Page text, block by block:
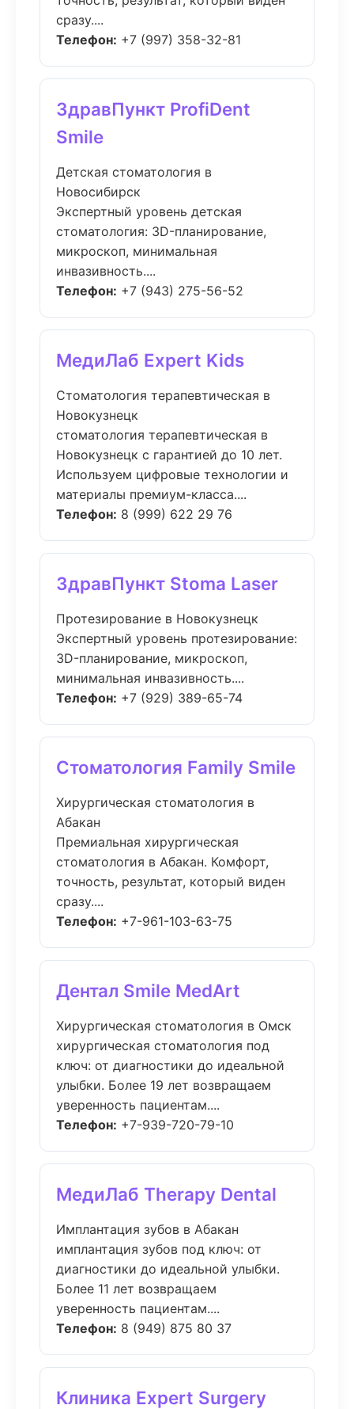
сразу....
Телефон: +7 (997) 358-32-81
ЗдравПункт ProfiDent
Smile
Детская стоматология в
Новосибирск
Экспертный уровень детская
стоматология: 3D-планирование,
микроскоп, минимальная
инвазивность....
Телефон: +7 (943) 275-56-52
МедиЛаб Expert Kids
Стоматология терапевтическая в
Новокузнецк
стоматология терапевтическая в
Новокузнецк с гарантией до 10 лет.
Используем цифровые технологии и
материалы премиум-класса....
Телефон: 8 (999) 622 29 76
ЗдравПункт Stoma Laser
Протезирование в Новокузнецк
Экспертный уровень протезирование:
3D-планирование, микроскоп,
минимальная инвазивность....
Телефон: +7 (929) 389-65-74
Стоматология Family Smile
Хирургическая стоматология в
Абакан
Премиальная хирургическая
стоматология в Абакан. Комфорт,
точность, результат, который виден
сразу....
Телефон: +7-961-103-63-75
Дентал Smile MedArt
Хирургическая стоматология в Омск
хирургическая стоматология под
ключ: от диагностики до идеальной
улыбки. Более 19 лет возвращаем
уверенность пациентам....
Телефон: +7-939-720-79-10
МедиЛаб Therapy Dental
Имплантация зубов в Абакан
имплантация зубов под ключ: от
диагностики до идеальной улыбки.
Более 11 лет возвращаем
уверенность пациентам....
Телефон: 8 (949) 875 80 37
Клиника Expert Surgery